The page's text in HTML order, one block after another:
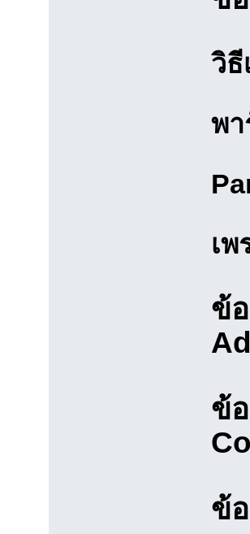
วิธี
พา
เพ
ข้
ข้
ข้